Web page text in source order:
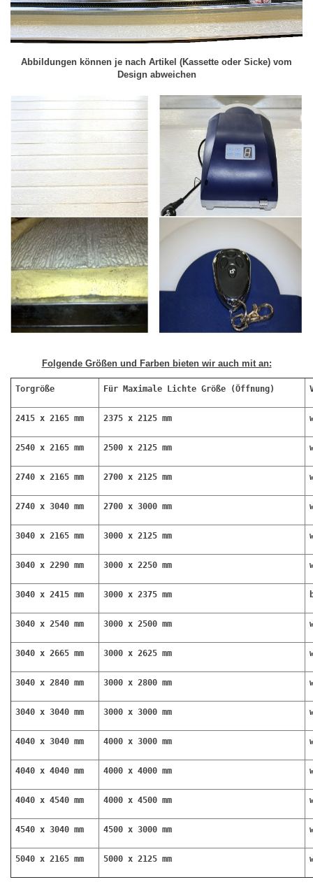
Abbildungen können je nach Artikel (Kassette oder Sicke) vom
Design abweichen
Folgende Größen und Farben bieten wir auch mit an:
Torgröße Für Maximale Lichte Größe (Öffnung)
2415 x 2165 mm 2375 x 2125 mm
2540 x 2165 mm 2500 x 2125 mm
2740 x 2165 mm 2700 x 2125 mm
2740 x 3040 mm 2700 x 3000 mm
3040 x 2165 mm 3000 x 2125 mm
3040 x 2290 mm 3000 x 2250 mm
3040 x 2415 mm 3000 x 2375 mm
3040 x 2540 mm 3000 x 2500 mm
3040 x 2665 mm 3000 x 2625 mm
3040 x 2840 mm 3000 x 2800 mm
3040 x 3040 mm 3000 x 3000 mm
4040 x 3040 mm 4000 x 3000 mm
4040 x 4040 mm 4000 x 4000 mm
4040 x 4540 mm 4000 x 4500 mm
4540 x 3040 mm 4500 x 3000 mm
5040 x 2165 mm 5000 x 2125 mm